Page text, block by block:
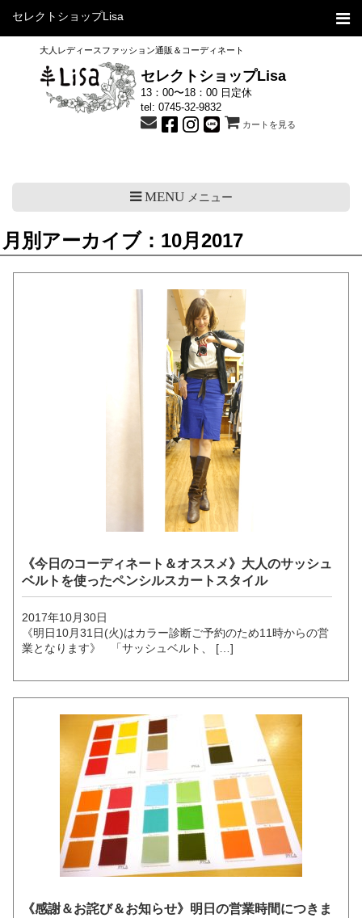
セレクトショップLisa
大人レディースファッション通販＆コーディネート
セレクトショップLisa
13：00〜18：00 日定休
tel: 0745-32-9832
カートを見る
MENUメニュー
月別アーカイブ：10月2017
《今日のコーディネート＆オススメ》大人のサッシュ
ベルトを使ったペンシルスカートスタイル
2017年10月30日
《明日10月31日(火)はカラー診断ご予約のため11時からの営
業となります》 「サッシュベルト、 […]
《感謝＆お詫び＆お知らせ》明日の営業時間につきま